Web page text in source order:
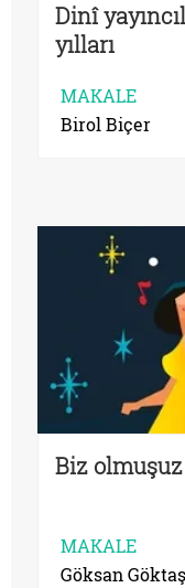
Dinî
yılları
MAKALE
Birol Biçer
Biz
MAKALE
Göksan Göktaş